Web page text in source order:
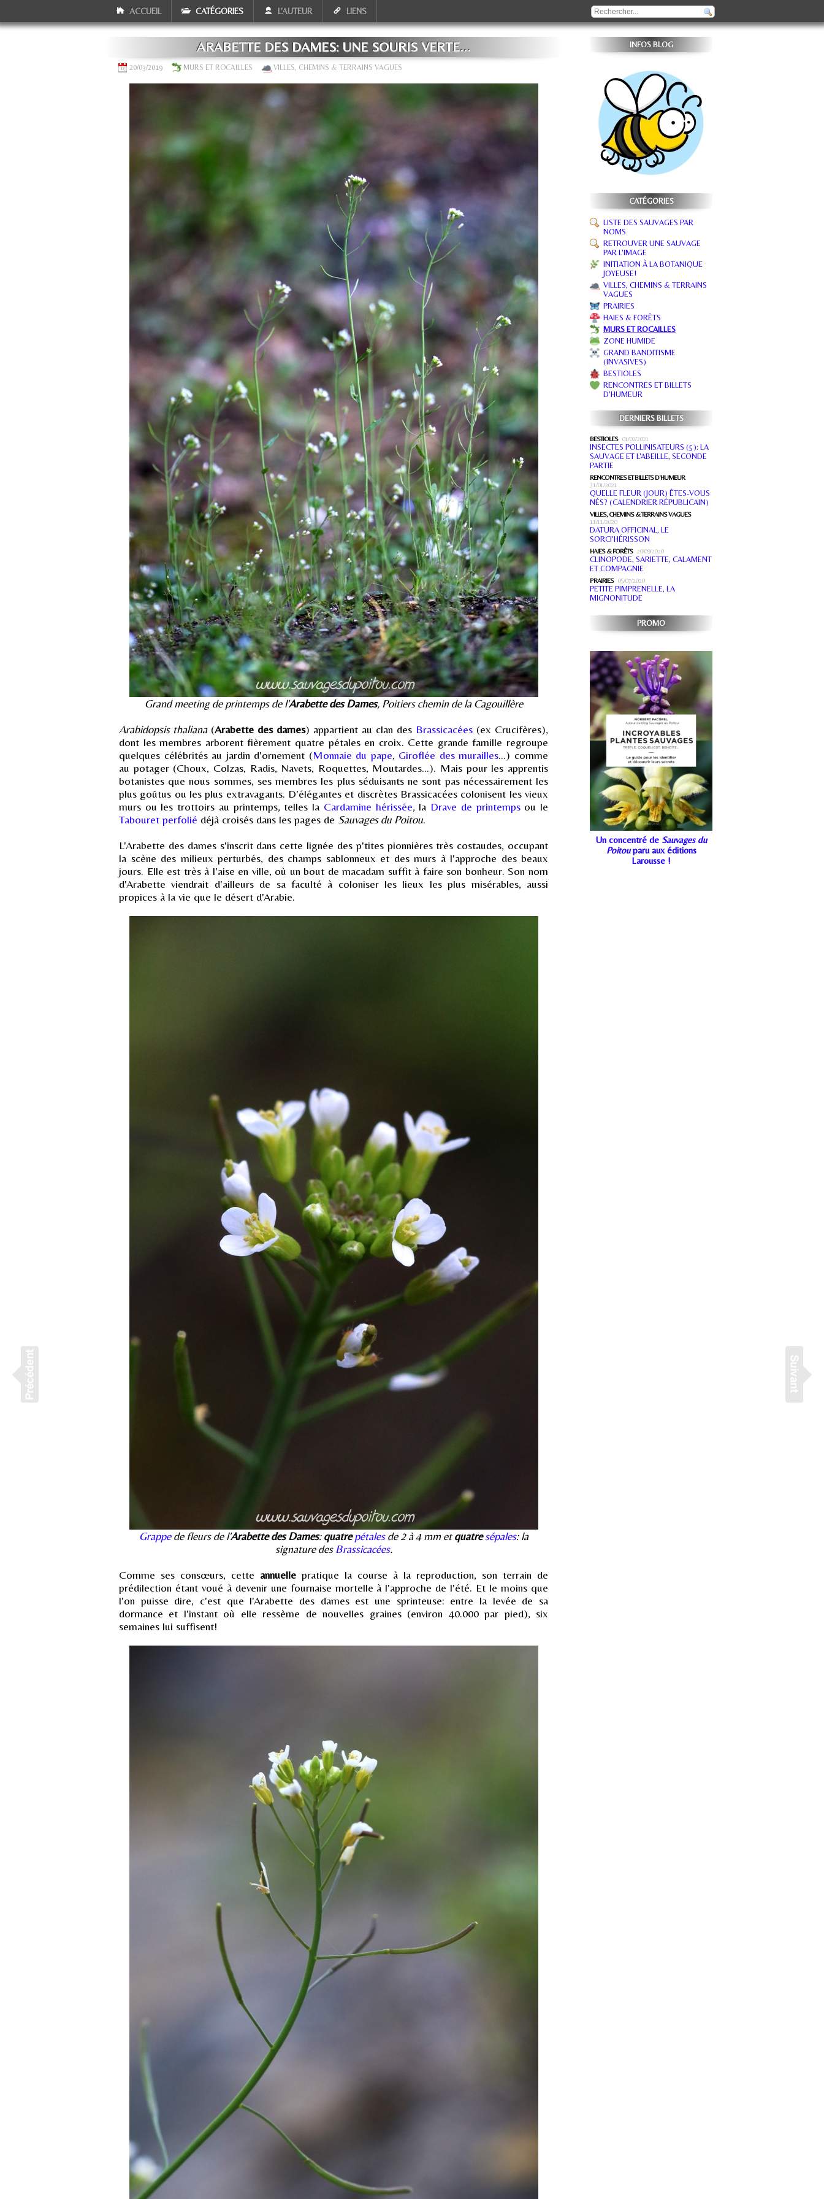
ACCUEIL CATÉGORIES L'AUTEUR LIENS
ARABETTE DES DAMES: UNE SOURIS VERTE...
20/03/2019 MURS ET ROCAILLES VILLES, CHEMINS & TERRAINS VAGUES
Grand meeting de printemps de l'Arabette des Dames, Poitiers chemin de la Cagouillère
Arabidopsis thaliana(Arabette des dames) appartient au clan des Brassicacées (ex Crucifères),
dont les membres arborent fièrement quatre pétales en croix. Cette grande famille regroupe
quelques célébrités au jardin d'ornement (Monnaie du pape, Giroflée des murailles...) comme
au potager (Choux, Colzas, Radis, Navets, Roquettes, Moutardes...). Mais pour les apprentis
botanistes que nous sommes, ses membres les plus séduisants ne sont pas nécessairement les
plus goûtus ou les plus extravagants. D'élégantes et discrètes Brassicacées colonisent les vieux
murs ou les trottoirs au printemps, telles la Cardamine hérissée, la Drave de printempsou le
Tabouret perfolié déjà croisés dans les pages de Sauvages du Poitou.
L'Arabette des dames s'inscrit dans cette lignée des p'tites pionnières très costaudes, occupant
la scène des milieux perturbés, des champs sablonneux et des murs à l'approche des beaux
jours. Elle est très à l'aise en ville, où un bout de macadam suffit à faire son bonheur. Son nom
d'Arabette viendrait d'ailleurs de sa faculté à coloniser les lieux les plus misérables, aussi
propices à la vie que le désert d'Arabie.
Grappede fleurs de l'Arabette des Dames:quatre pétalesde 2 à 4 mm etquatre sépales: la
signature des Brassicacées.
Comme ses consœurs, cette annuelle pratique la course à la reproduction, son terrain de
prédilection étant voué à devenir une fournaise mortelle à l'approche de l'été. Et le moins que
l'on puisse dire, c'est que l'Arabette des dames est une sprinteuse: entre la levée de sa
dormance et l'instant où elle ressème de nouvelles graines (environ 40.000 par pied), six
semaines lui suffisent!
INFOS BLOG
CATÉGORIES
LISTE DES SAUVAGES PAR
NOMS
RETROUVER UNE SAUVAGE
PAR L'IMAGE
INITIATION À LA BOTANIQUE
JOYEUSE!
VILLES, CHEMINS & TERRAINS
VAGUES
PRAIRIES
HAIES & FORÊTS
MURS ET ROCAILLES
ZONE HUMIDE
GRAND BANDITISME
(INVASIVES)
BESTIOLES
RENCONTRES ET BILLETS
D'HUMEUR
DERNIERS BILLETS
BESTIOLES01/02/2021
INSECTES POLLINISATEURS (5): LA
SAUVAGE ET L'ABEILLE, SECONDE
PARTIE
RENCONTRES ET BILLETS D'HUMEUR
31/01/2021
QUELLE FLEUR (JOUR) ÊTES-VOUS
NÉS? (CALENDRIER RÉPUBLICAIN)
VILLES, CHEMINS & TERRAINS VAGUES
11/11/2020
DATURA OFFICINAL, LE
SORCI'HÉRISSON
HAIES & FORÊTS20/09/2020
CLINOPODE, SARIETTE, CALAMENT
ET COMPAGNIE
PRAIRIES05/07/2020
PETITE PIMPRENELLE, LA
MIGNONITUDE
PROMO
Un concentré de Sauvages du
Poitouparu aux éditions
Larousse !